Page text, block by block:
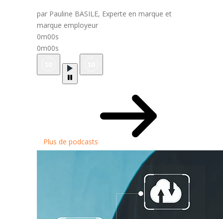
par Pauline BASILE, Experte en marque et
marque employeur
0m00s
0m00s
Plus de podcasts